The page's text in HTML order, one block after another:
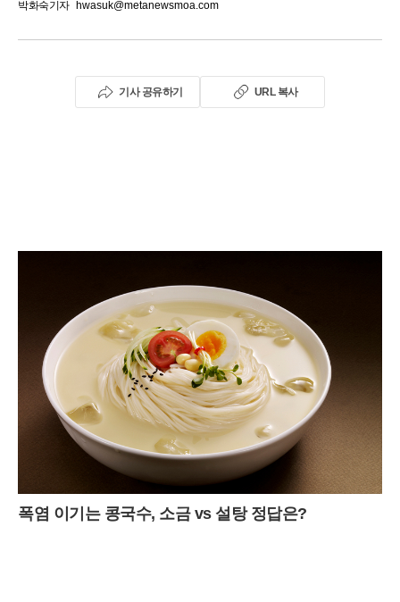
박화숙기자 hwasuk@metanewsmoa.com
기사 공유하기 URL 복사
폭염 이기는 콩국수, 소금 vs 설탕 정답은?